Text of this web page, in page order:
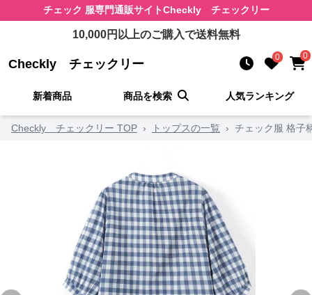
チェック 服専門通販サイトCheckly チェックリー
10,000円以上のご購入で送料無料
Checkly チェックリー 0 0
新着商品 商品を検索 人気ランキング
Checkly チェックリー TOP › トップスの一覧 › チェック服 格子